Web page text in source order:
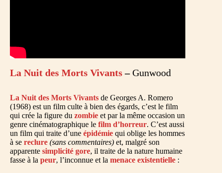
La Nuit des Morts Vivants–Gunwood
La Nuit des Morts Vivants de Georges A. Romero
(1968) est un film culte à bien des égards, c’est le film
qui crée la figure du zombie et par la même occasion un
genre cinématographique le film d’horreur. C’est aussi
un film qui traite d’une épidémie qui oblige les hommes
à se reclure (sans commentaires) et, malgré son
apparente simplicité gore, il traite de la nature humaine
fasse à la peur, l’inconnue et la menace existentielle :